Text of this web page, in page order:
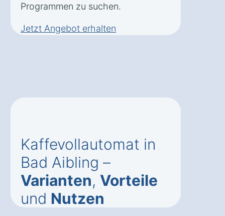
Programmen zu suchen.
Jetzt Angebot erhalten
Kaffevollautomat in
Bad Aibling –
Varianten, Vorteile
und Nutzen